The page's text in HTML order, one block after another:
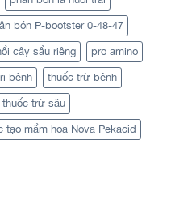
bón P-bootster 0-48-47
cây sầu riêng pro amino
bệnh thuốc trừ bệnh
thuốc trừ sâu
tạo mầm hoa Nova Pekacid